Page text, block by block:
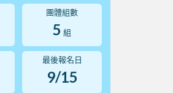
團體組數
5 組
最後報名日
9/15